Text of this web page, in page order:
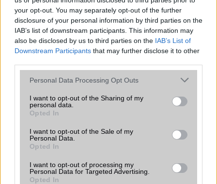
your opt-out. You may separately opt-out of the further
disclosure of your personal information by third parties on the
IAB’s list of downstream participants. This information may
also be disclosed by us to third parties on the IAB’s List of
Downstream Participants that may further disclose it to other
Please note that this website/app uses one or more Google
not limited to your visit or usage behaviour. You may click to
grant or deny consent to Google and its third-party tags to
use your data for below specified purposes in below Google
consent section.
Personal Data Processing Opt Outs
I want to opt-out of the Sharing of my
personal data.
Opted In
I want to opt-out of the Sale of my
Personal Data.
Opted In
I want to opt-out of processing my
Personal Data for Targeted Advertising.
Opted In
222.000 Ft (új)
Számos népszerű Samsung Galaxy
készülék kimarad a One UI 9
frissítésből – itt a lista az érintett
modellekről
2026.06.30| Phone Arena
A One UI 9 érkezése új mesterséges intelligencia-
funkciókat és továbbfejlesztett kezelőfelületet hoz,
azonban több korábbi csúcskategóriás és középkategóriás
Galaxy készülék számára ez lesz az út vége.
iPhone 18 bemutató dátum - ekkor
rántja le a leplet az Apple az új